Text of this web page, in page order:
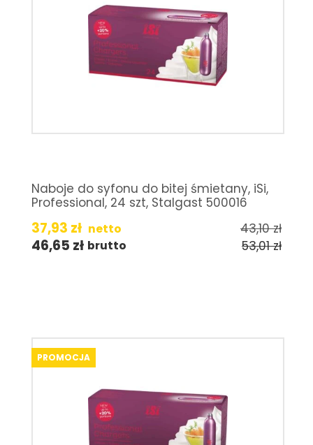
Naboje do syfonu do bitej śmietany, iSi,
Professional, 24 szt, Stalgast 500016
37,93 zł netto 43,10zł
46,65 zł brutto 53,01zł
PROMOCJA